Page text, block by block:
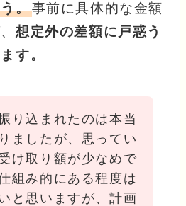
。事前に具体的な金額
想定外の差額に戸惑う
す。
り込まれたのは本当
ましたが、思ってい
け取り額が少なめで
組み的にある程度は
と思いますが、計画